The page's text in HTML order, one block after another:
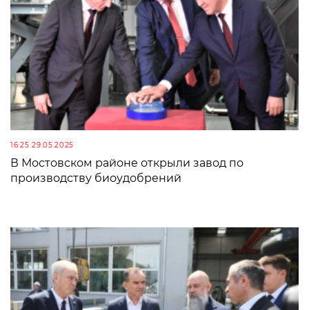
16:25 29.05.2025
В Мостовском районе открыли завод по
производству биоудобрений